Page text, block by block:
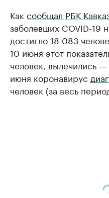
Как сообщал РБК
заболевших COVID-19
достигло 18 083
10 июня этот
человек, вылечились
июня коронавирус
человек (за весь